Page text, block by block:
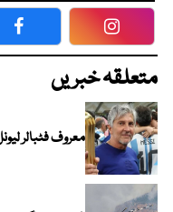
Facebook
متعلقہ خبریں
معروف فٹبالر